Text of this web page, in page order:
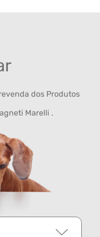
dos Produtos
Marelli .